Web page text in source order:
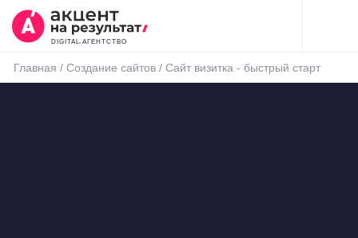
DIGITAL-АГЕНТСТВО
Главная / Создание сайтов / Сайт визитка - быстрый старт